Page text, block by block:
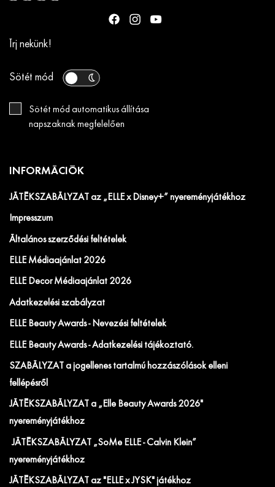
Írj nekünk!
Sötét mód
Sötét mód automatikus állítása
napszaknak megfelelően
INFORMÁCIÓK
JÁTÉKSZABÁLYZAT az „ELLE x Disney+” nyereményjátékhoz
Impresszum
Általános szerződési feltételek
ELLE Médiaajánlat 2026
ELLE Decor Médiaajánlat 2026
Adatkezelési szabályzat
ELLE Beauty Awards - Nevezési feltételek
ELLE Beauty Awards - Adatkezelési tájékoztató.
SZABÁLYZAT a jogellenes tartalmú hozzászólások elleni
fellépésről
JÁTÉKSZABÁLYZAT a „Elle Beauty Awards 2026"
nyereményjátékhoz
JÁTÉKSZABÁLYZAT „SoMe ELLE - Calvin Klein”
nyereményjátékhoz
JÁTÉKSZABÁLYZAT az "ELLE x JYSK" játékhoz